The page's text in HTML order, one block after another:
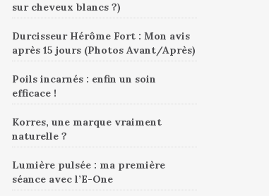
sur cheveux blancs ?)
Durcisseur Hérôme Fort : Mon avis
après 15 jours (Photos Avant/Après)
Poils incarnés : enfin un soin
efficace !
Korres, une marque vraiment
naturelle ?
Lumière pulsée : ma première
séance avec l’E-One